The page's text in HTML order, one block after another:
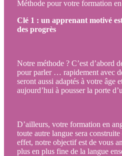
Méthode pour votre formation
Clé 1 : un apprenant motivé
des progrès
Notre méthode ? C’est d’abord
pour parler … rapidement avec
seront aussi adaptés à votre âge
aujourd’hui à pousser la porte
D’ailleurs, votre formation en
toute autre langue sera
effet, notre objectif est de vous
plus en plus fine de la langue